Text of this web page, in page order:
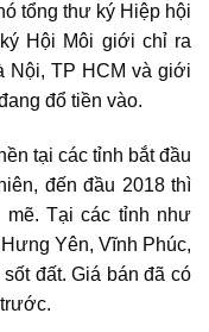
tổng thư ký Hiệp hội
Hội Môi giới chỉ ra
Nội, TP HCM và giới
đổ tiền vào.
tại các tỉnh bắt đầu
đến đầu 2018 thì
Tại các tỉnh như
Yên, Vĩnh Phúc,
đất. Giá bán đã có